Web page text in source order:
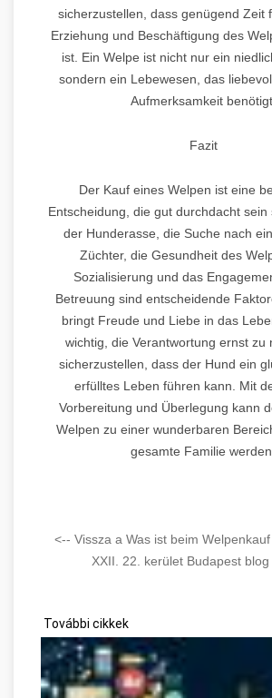
sicherzustellen, dass genügend Zeit
Erziehung und Beschäftigung des
ist. Ein Welpe ist nicht nur ein
sondern ein Lebewesen, das
Aufmerksamkeit benötigt.
Fazit
Der Kauf eines Welpen ist eine
Entscheidung, die gut durchdacht sein
der Hunderasse, die Suche nach
Züchter, die Gesundheit des
Sozialisierung und das
Betreuung sind entscheidende
bringt Freude und Liebe in das
wichtig, die Verantwortung ernst zu
sicherzustellen, dass der Hund ein
erfülltes Leben führen kann. Mit
Vorbereitung und Überlegung kann
Welpen zu einer wunderbaren
gesamte Familie werden.
<-- Vissza a Was ist beim
XXII. 22. kerület Budapest
További cikkek